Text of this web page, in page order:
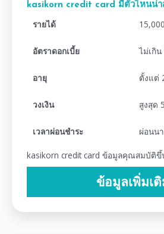
kasikorn credit card มีตัวไหนน่า
รายได้
อัตราดอกเบี้ย ไม่เกิ
อายุ ตั้งแต่
วงเงิน สูงสุด
เวลาผ่อนชำระ ผ่อนน
kasikorn credit card ข้อมูลคุณสมบัติขึ้
ข้อมูลเพิ่มเ